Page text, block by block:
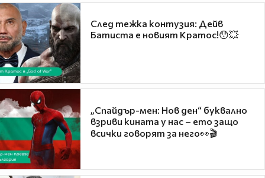
След тежка контузия: Дейв
Батиста е новият Кратос!😯💥
„Спайдър-мен: Нов ден“ буквално
взриви кината у нас – ето защо
всички говорят за него👀🎬